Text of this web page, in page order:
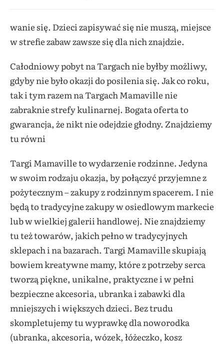
wanie się. Dzieci zapisywać się nie muszą, miejsce
w strefie zabaw zawsze się dla nich znajdzie.
Całodniowy pobyt na Targach nie byłby możliwy,
gdyby nie było okazji do posilenia się. Jak co roku,
tak i tym razem na Targach Mamaville nie
zabraknie strefy kulinarnej. Bogata oferta to
gwarancja, że nikt nie odejdzie głodny. Znajdziemy
tu równi
Targi Mamaville to wydarzenie rodzinne. Jedyna
w swoim rodzaju okazja, by połączyć przyjemne z
pożytecznym – zakupy z rodzinnym spacerem. I nie
będą to tradycyjne zakupy w osiedlowym markecie
lub w wielkiej galerii handlowej. Nie znajdziemy
tu też towarów, jakich pełno w tradycyjnych
sklepach i na bazarach. Targi Mamaville skupiają
bowiem kreatywne mamy, które z potrzeby serca
tworzą piękne, unikalne, praktyczne i w pełni
bezpieczne akcesoria, ubranka i zabawki dla
mniejszych i większych dzieci. Bez trudu
skompletujemy tu wyprawkę dla noworodka
(ubranka, akcesoria, wózek, łóżeczko, kosz